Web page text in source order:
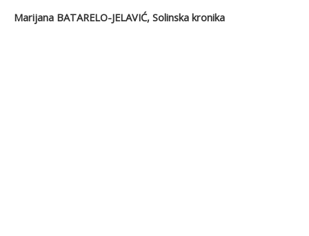
Marijana BATARELO-JELAVIĆ, Solinska kronika